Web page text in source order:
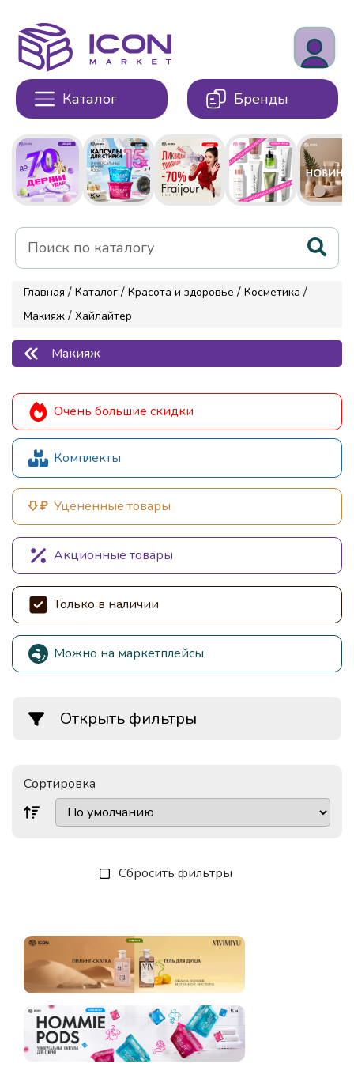
Каталог Бренды
Главная / Каталог / Красота и здоровье / Косметика /
Макияж / Хайлайтер
Макияж
Очень большие скидки
Комплекты
Уцененные товары
Акционные товары
Только в наличии
Можно на маркетплейсы
Открыть фильтры
Сортировка
Сбросить фильтры